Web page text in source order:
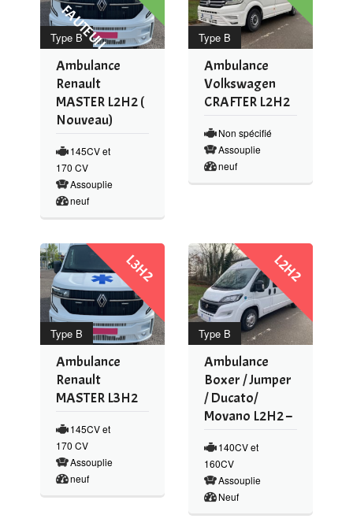
Type B
F
L
Ambulance
Renault
MASTER L2H2 (
Nouveau)
145CV et
170 CV
Assouplie
neuf
Type B
Ambulance
Volkswagen
CRAFTER L2H2
Non spécifié
Assouplie
neuf
Type B
L3H2
Ambulance
Renault
MASTER L3H2
145CV et
170 CV
Assouplie
neuf
Type B
L2H2
Ambulance
Boxer / Jumper
/ Ducato/
Movano L2H2 –
140CV et
160CV
Assouplie
Neuf